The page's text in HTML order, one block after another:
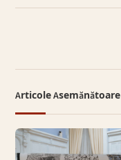
Articole Asemănătoare